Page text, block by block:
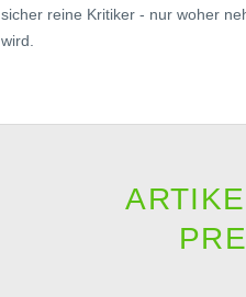
sicher reine Kritiker - nur woher
wird.